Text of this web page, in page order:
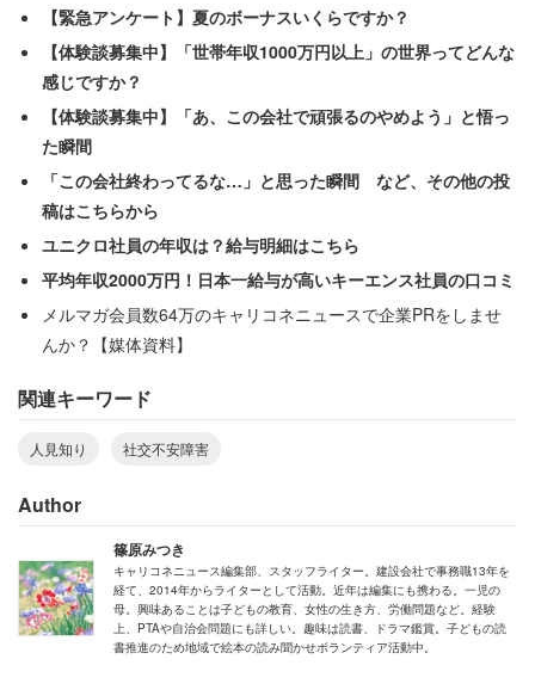
中学2年生のときの国語の朗読をきっかけに、親しい友人
や家族以外の人と話すのが怖くなった山田さん。数少ない
友人だった男性と結婚しましたが、子どもが保育園に通い
【緊急アンケート】夏のボーナスいくらですか？
【体験談募集中】「世帯年収1000万円以上」の世界ってどんな
感じですか？
【体験談募集中】「あ、この会社で頑張るのやめよう」と悟っ
た瞬間
「この会社終わってるな…」と思った瞬間 など、その他の投
稿はこちらから
ユニクロ社員の年収は？給与明細はこちら
平均年収2000万円！日本一給与が高いキーエンス社員の口コミ
メルマガ会員数64万のキャリコネニュースで企業PRをしませ
んか？【媒体資料】
関連キーワード
人見知り 社交不安障害
Author
篠原みつき
キャリコネニュース編集部、スタッフライター。建設会社で事務職13年を
経て、2014年からライターとして活動。近年は編集にも携わる。一児の
母。興味あることは子どもの教育、女性の生き方、労働問題など。経験
上、PTAや自治会問題にも詳しい。趣味は読書、ドラマ鑑賞。子どもの読
書推進のため地域で絵本の読み聞かせボランティア活動中。